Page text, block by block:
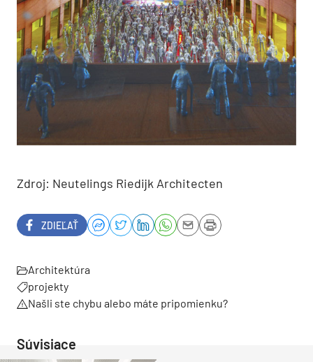
Zdroj: Neutelings Riedijk Architecten
ZDIEĽAŤ
Architektúra
projekty
Našli ste chybu alebo máte pripomienku?
Súvisiace